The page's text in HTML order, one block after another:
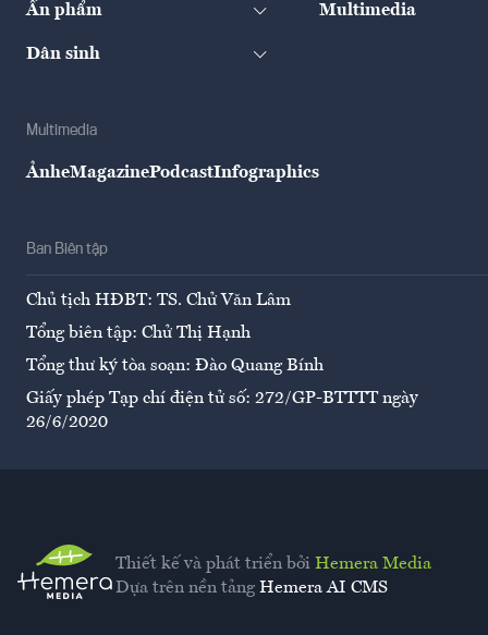
Ấn phẩm Multimedia
Dân sinh
Multimedia
ẢnheMagazinePodcastInfographics
Ban Biên tập
Chủ tịch HĐBT: TS. Chử Văn Lâm
Tổng biên tập: Chử Thị Hạnh
Tổng thư ký tòa soạn: Đào Quang Bính
Giấy phép Tạp chí điện tử số: 272/GP-BTTTT ngày
26/6/2020
Thiết kế và phát triển bởi Hemera Media
Dựa trên nền tảng Hemera AI CMS